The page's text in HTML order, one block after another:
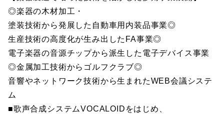
◎楽器の木材加工・
塗装技術から発展した自動車用内装品事業◎
生産技術の高度化が生み出したFA事業◎
電子楽器の音源チップから派生した電子デバイス事業
◎金属加工技術からゴルフクラブ◎
音響やネットワーク技術から生まれたWEB会議システ
ム
■歌声合成システムVOCALOIDをはじめ、